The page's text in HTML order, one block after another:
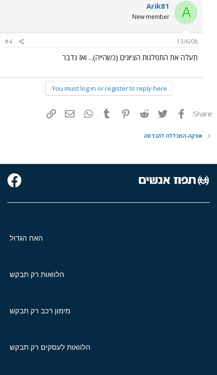
A
Arik81
New member
13/6/08
#4
תעלה את התפלגות הציונים (כשהייה)... ואז נדבר
You must log in or register to reply here.
Share: פייסבוק Twitter
Reddit
Pinterest
Tumblr
WhatsAppדואר אלקטרוני
אפקה-המכללה להנדסה
האח הגדול
הלוואות רק תבקש
מימון רכב רק תבקש
הלוואות לעסקים רק תבקש